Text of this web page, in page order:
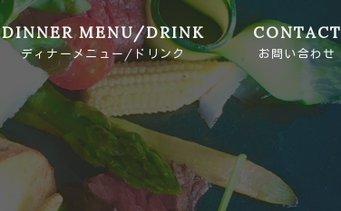
DINNER MENU/DRINK
ディナーメニュー/ドリンク
ドリンク
CONTACT
お問い合わせ